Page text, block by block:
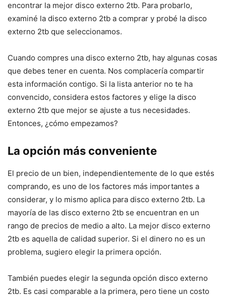
encontrar la mejor disco externo 2tb. Para probarlo,
examiné la disco externo 2tb a comprar y probé la disco
externo 2tb que seleccionamos.
Cuando compres una disco externo 2tb, hay algunas cosas
que debes tener en cuenta. Nos complacería compartir
esta información contigo. Si la lista anterior no te ha
convencido, considera estos factores y elige la disco
externo 2tb que mejor se ajuste a tus necesidades.
Entonces, ¿cómo empezamos?
La opción más conveniente
El precio de un bien, independientemente de lo que estés
comprando, es uno de los factores más importantes a
considerar, y lo mismo aplica para disco externo 2tb. La
mayoría de las disco externo 2tb se encuentran en un
rango de precios de medio a alto. La mejor disco externo
2tb es aquella de calidad superior. Si el dinero no es un
problema, sugiero elegir la primera opción.
También puedes elegir la segunda opción disco externo
2tb. Es casi comparable a la primera, pero tiene un costo